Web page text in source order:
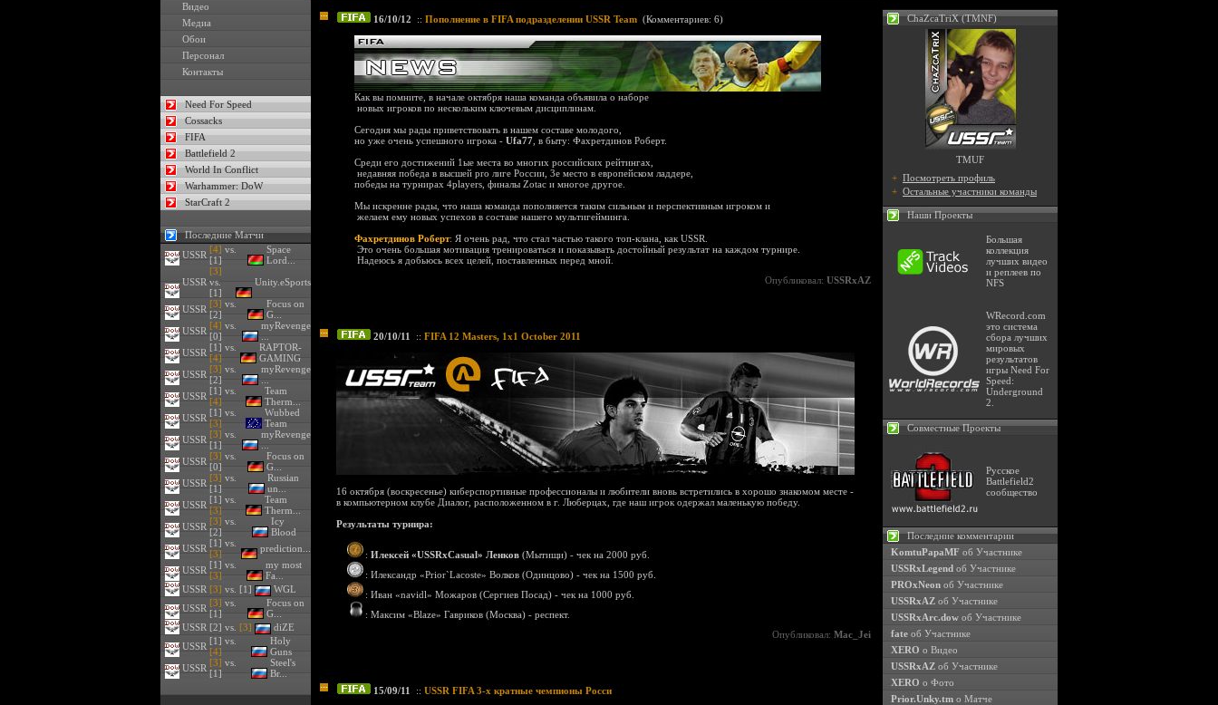
Видео
Медиа
Обои
Персонал
Контакты
Need For Speed
Cossacks
FIFA
Battlefield 2
World In Conflict
Warhammer: DoW
StarCraft 2
Последние Матчи
USSR [4] vs.
[1]
Space
Lord...
USSR
[3]
vs.
[1]
Unity.eSports
USSR [3] vs.
[2]
Focus on
G...
USSR [4] vs.
[0]
myRevenge
USSR [1] vs.
[4]
RAPTOR-
GAMING
USSR [3] vs.
[2]
myRevenge
USSR [1] vs.
[4]
Team
Therm...
USSR [1] vs.
[3]
Wubbed
Team
USSR [3] vs.
[1]
myRevenge
USSR [3] vs.
[0]
Focus on
G...
USSR [3] vs.
[1]
Russian
un...
USSR [1] vs.
[3]
Team
Therm...
USSR [3] vs.
[2]
Icy
Blood
USSR [1] vs.
[3]
prediction...
USSR [1] vs.
[3]
my most
Fa...
USSR [3] vs. [1]
WGL
USSR [3] vs.
[1]
Focus on
G...
USSR [2] vs. [3]
diZE
USSR [1] vs.
[4]
Holy
Guns
USSR [3] vs.
[1]
Steel's
Br...
16/10/12 :: Пополнение в FIFA подразделении USSR Team (Комментариев: 6)
Как вы помните, в начале октября наша команда объявила о наборе
новых игроков по нескольким ключевым дисциплинам.
Сегодня мы рады приветствовать в нашем составе молодого,
но уже очень успешного игрока - Ufa77 , в быту: Фахретдинов Роберт.
Среди его достижений 1ые места во многих российских рейтингах,
недавняя победа в высшей pro лиге России, 3е место в европейском ладдере,
победы на турнирах 4players, финалы Zotac и многое другое.
Мы искренне рады, что наша команда пополняется таким сильным и перспективным игроком и
желаем ему новых успехов в составе нашего мультигейминга.
Фахретдинов Роберт: Я очень рад, что стал частью такого топ-клана, как USSR.
Это очень большая мотивация тренироваться и показывать достойный результат на каждом турнире.
Надеюсь я добьюсь всех целей, поставленных перед мной.
Опубликовал: USSRxAZ
20/10/11 :: FIFA 12 Masters, 1x1 October 2011
16 октября (воскресенье) киберспортивные профессионалы и любители вновь встретились в хорошо знакомом месте -
в компьютерном клубе Диалог, расположенном в г. Люберцах, где наш игрок одержал маленькую победу.
Результаты турнира:
: Илексей «USSRxCasual» Ленков (Мытищи) - чек на 2000 руб.
: Илександр «Prior`Lacoste» Волков (Одинцово) - чек на 1500 руб.
: Иван «navidl» Можаров (Сергиев Посад) - чек на 1000 руб.
: Максим «Blaze» Гавриков (Москва) - респект.
Опубликовал: Mac_Jei
15/09/11 :: USSR FIFA 3-х кратные чемпионы Росси
ChaZcaTriX (TMNF)
TMUF
+ Посмотреть профиль
+ Остальные участники команды
Наши Проекты
Большая
коллекция
лучших видео
и реплеев по
NFS
WRecord.com
это система
сбора лучших
мировых
результатов
игры Need For
Speed:
Underground
2.
Совместные Проекты
Русское
Battlefield2
сообщество
Последние комментарии
KomtuPapaMF об Участнике
USSRxLegend об Участнике
PROxNeon об Участнике
USSRxAZ об Участнике
USSRxArc.dow об Участнике
fate об Участнике
XERO о Видео
USSRxAZ об Участнике
XERO о Фото
Prior.Unky.tm о Матче